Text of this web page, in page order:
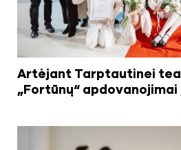
Artėjant Tarptautinei
„Fortūnų“ apdovanojimai